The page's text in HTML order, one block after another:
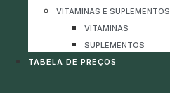
VITAMINAS E SUPLEMENTOS
VITAMINAS
SUPLEMENTOS
TABELA DE PREÇOS